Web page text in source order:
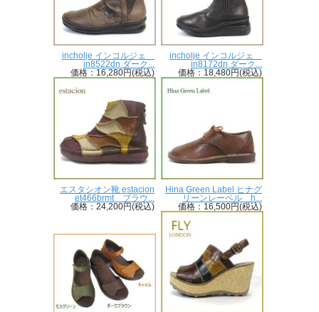
incholje インコルジェ
in8522dn ダーク...
価格：16,280円(税込)
incholje インコルジェ
in8172dn ダーク...
価格：18,480円(税込)
エスタシオン靴 estacion
et466brmt ブラウ...
価格：24,200円(税込)
Hina Green Label ヒナグ
リーンレーベル h...
価格：16,500円(税込)